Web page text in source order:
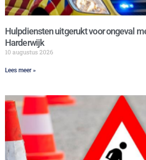
Hulpdiensten uitgerukt voor ongeval
Harderwijk
10 augustus 2026
Lees meer »